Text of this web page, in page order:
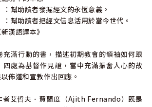
幫助讀者發掘經文的永恆意義。
幫助讀者把經文信息活用於當今世代。
漢語譯本》
充滿行動的書，描述初期教會的領袖如何跟
四處為基督作見證，當中充滿振奮人心的故
佈道和宣教作出回應。
者艾哲夫．費蘭度（Ajith Fernando）既是